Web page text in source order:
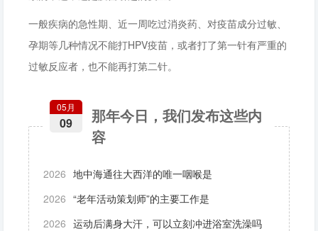
一般疾病的急性期、近一周吃过消炎药、对疫苗成分过敏、
孕期等几种情况不能打HPV疫苗，或者打了第一针有严重的
过敏反应者，也不能再打第二针。
那年今日，我们发布这些内
容
05月
09
2026 地中海通往大西洋的唯一咽喉是
2026 “老年活动策划师”的主要工作是
2026 运动后满身大汗，可以立刻冲进浴室洗澡吗